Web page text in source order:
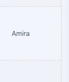
Amira